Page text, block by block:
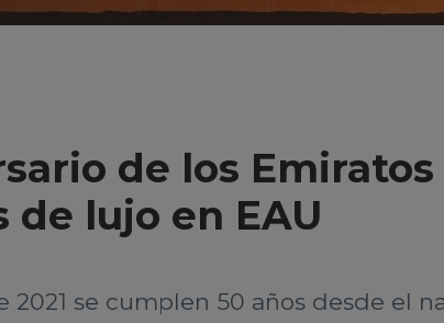
de los
de lujo en EAU
2021 se cumplen 50 años desde el